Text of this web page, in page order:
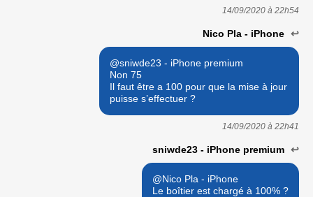
14/09/2020 à 22h54
Nico Pla - iPhone ↩
@sniwde23 - iPhone premium
Non 75
Il faut être a 100 pour que la mise à jour
puisse s’effectuer ?
14/09/2020 à 22h41
sniwde23 - iPhone premium ↩
@Nico Pla - iPhone
Le boîtier est chargé à 100% ?